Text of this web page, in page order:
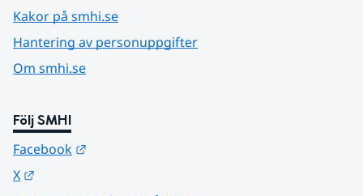
Kakor på smhi.se
Hantering av personuppgifter
Om smhi.se
Följ SMHI
Facebook
X